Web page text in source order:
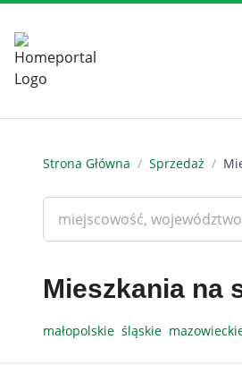
Strona Główna / Sprzedaż /
Mieszkania na
małopolskie śląskie